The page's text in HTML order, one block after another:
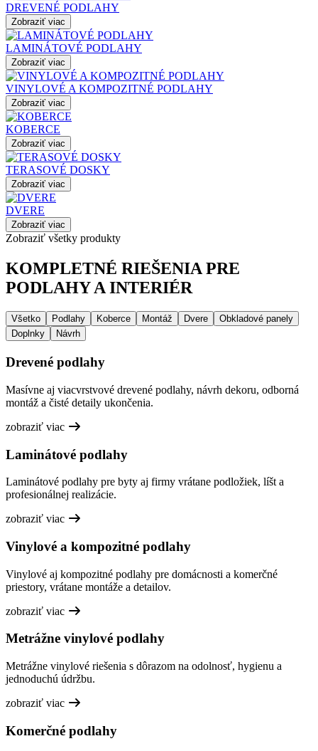
DREVENÉ PODLAHY
Zobraziť viac
LAMINÁTOVÉ PODLAHY
Zobraziť viac
VINYLOVÉ A KOMPOZITNÉ PODLAHY
Zobraziť viac
KOBERCE
Zobraziť viac
TERASOVÉ DOSKY
Zobraziť viac
DVERE
Zobraziť viac
Zobraziť všetky produkty
KOMPLETNÉ RIEŠENIA PRE
PODLAHY A INTERIÉR
Všetko Podlahy Koberce Montáž Dvere
Obkladové panely
Doplnky
Návrh
Drevené podlahy
Masívne aj viacvrstvové drevené podlahy, návrh dekoru, odborná
montáž a čisté detaily ukončenia.
zobraziť viac
Laminátové podlahy
Laminátové podlahy pre byty aj firmy vrátane podložiek, líšt a
profesionálnej realizácie.
zobraziť viac
Vinylové a kompozitné podlahy
Vinylové aj kompozitné podlahy pre domácnosti a komerčné
priestory, vrátane montáže a detailov.
zobraziť viac
Metrážne vinylové podlahy
Metrážne vinylové riešenia s dôrazom na odolnosť, hygienu a
jednoduchú údržbu.
zobraziť viac
Komerčné podlahy